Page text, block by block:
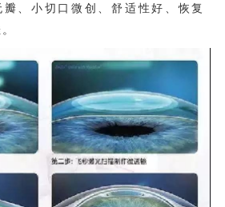
瓣、小切口微创、舒适性好、恢复